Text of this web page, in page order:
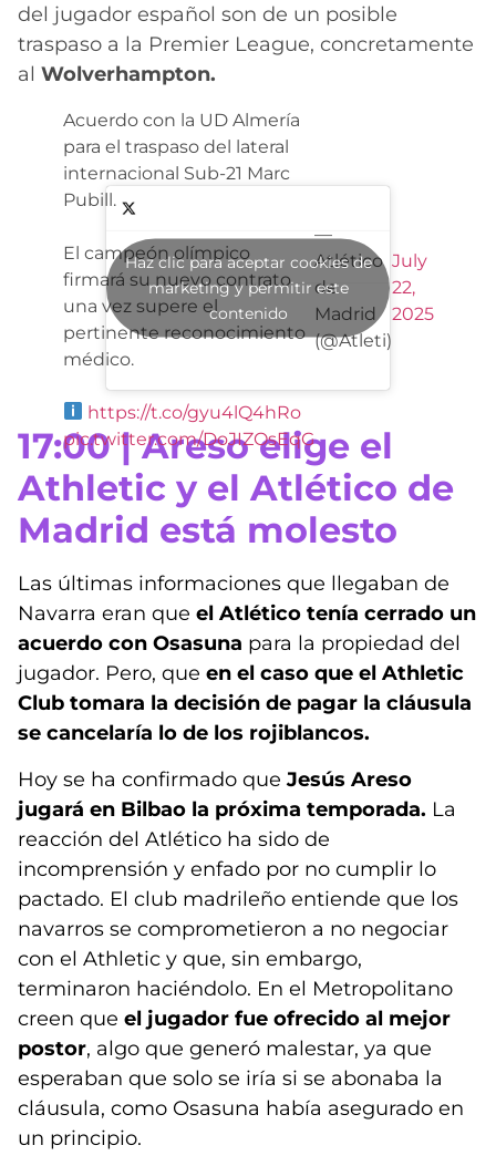
del jugador español son de un posible
traspaso a la Premier League, concretamente
al Wolverhampton.
Acuerdo con la UD Almería
para el traspaso del lateral
internacional Sub-21 Marc
Pubill.
El campeón olímpico
firmará su nuevo contrato
una vez supere el
pertinente reconocimiento
médico.
https://t.co/gyu4lQ4hRo
pic.twitter.com/DoJIZOsEqG
—
Atlético
de
Madrid
(@Atleti)
July
22,
2025
Haz clic para aceptar cookies de
marketing y permitir este
contenido
17:00 | Areso elige el
Athletic y el Atlético de
Madrid está molesto
Las últimas informaciones que llegaban de
Navarra eran que el Atlético tenía cerrado un
acuerdo con Osasuna para la propiedad del
jugador. Pero, que en el caso que el Athletic
Club tomara la decisión de pagar la cláusula
se cancelaría lo de los rojiblancos.
Hoy se ha confirmado queJesús Areso
jugará en Bilbao la próxima temporada. La
reacción del Atlético ha sido de
incomprensión y enfado por no cumplir lo
pactado. El club madrileño entiende que los
navarros se comprometieron a no negociar
con el Athletic y que, sin embargo,
terminaron haciéndolo. En el Metropolitano
creen que el jugador fue ofrecido al mejor
postor, algo que generó malestar, ya que
esperaban que solo se iría si se abonaba la
cláusula, como Osasuna había asegurado en
un principio.